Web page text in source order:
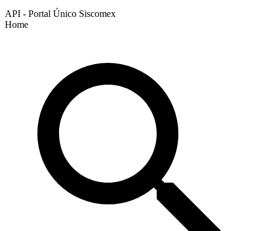
API - Portal Único Siscomex
Home